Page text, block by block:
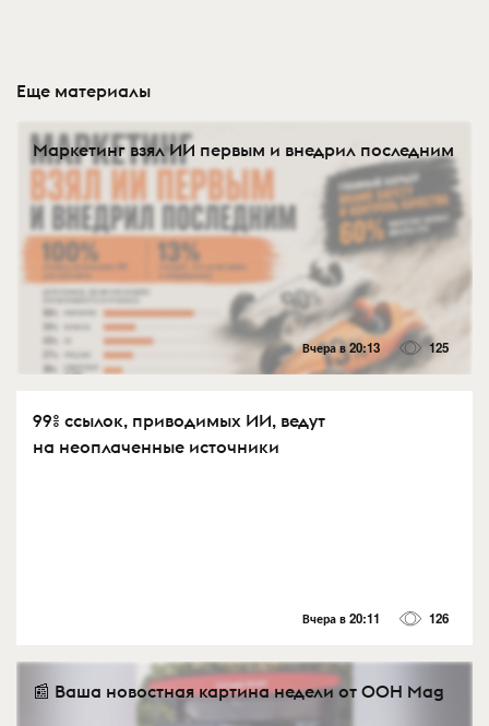
Еще материалы
Маркетинг взял ИИ первым и внедрил последним
Вчера в 20:13 125
99% ссылок, приводимых ИИ, ведут
на неоплаченные источники
Вчера в 20:11 126
📰 Ваша новостная картина недели от OOH Mag